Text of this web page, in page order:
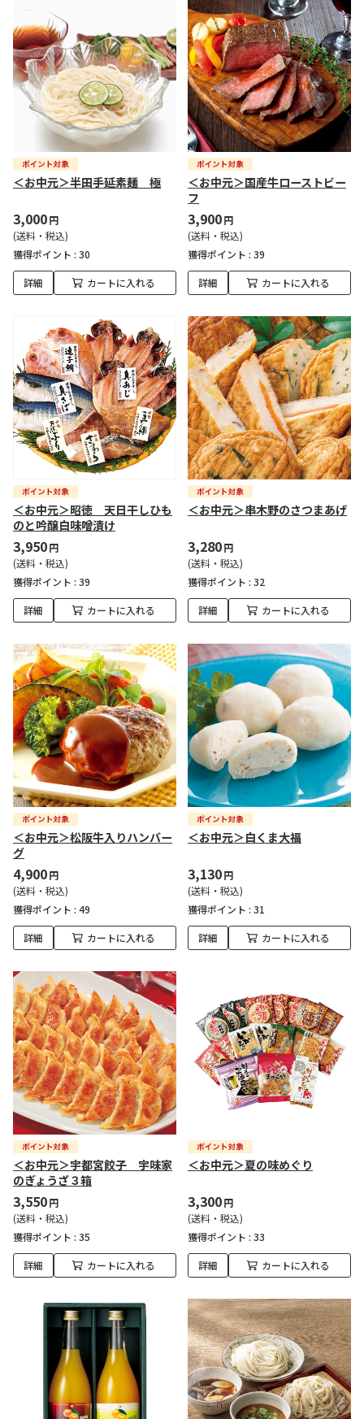
＜お中元＞半田手延素麺 極
3,000円
(送料・税込)
獲得ポイント : 30
詳細 カートに入れる
＜お中元＞国産牛ローストビー
フ
3,900円
(送料・税込)
獲得ポイント : 39
詳細 カートに入れる
＜お中元＞昭徳 天日干しひも
のと吟醸白味噌漬け
3,950円
(送料・税込)
獲得ポイント : 39
詳細 カートに入れる
＜お中元＞串木野のさつまあげ
3,280円
(送料・税込)
獲得ポイント : 32
詳細 カートに入れる
＜お中元＞松阪牛入りハンバー
グ
4,900円
(送料・税込)
獲得ポイント : 49
詳細 カートに入れる
＜お中元＞白くま大福
3,130円
(送料・税込)
獲得ポイント : 31
詳細 カートに入れる
＜お中元＞宇都宮餃子 宇味家
のぎょうざ３箱
3,550円
(送料・税込)
獲得ポイント : 35
詳細 カートに入れる
＜お中元＞夏の味めぐり
3,300円
(送料・税込)
獲得ポイント : 33
詳細 カートに入れる